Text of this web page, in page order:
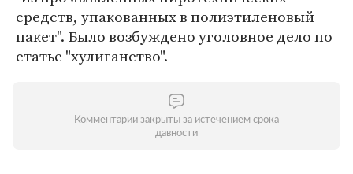
средств, упакованных в полиэтиленовый
пакет". Было возбуждено уголовное дело по
статье "хулиганство".
Комментарии закрыты за истечением срока
давности